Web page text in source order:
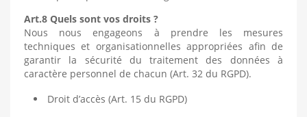
Art.8 Quels sont vos droits ?
Nous nous engageons à prendre les mesures
techniques et organisationnelles appropriées afin de
garantir la sécurité du traitement des données à
caractère personnel de chacun (Art. 32 du RGPD).
Droit d’accès (Art. 15 du RGPD)